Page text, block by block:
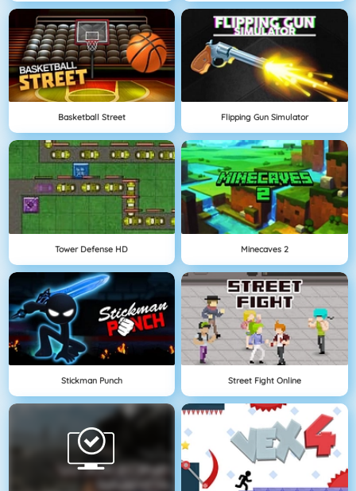
Basketball Street Flipping Gun Simulator
Tower Defense HD Minecaves 2
Stickman Punch Street Fight Online